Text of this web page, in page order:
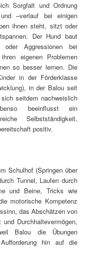
Sorgfalt und Ordnung
–verlauf bei einigen
ihnen steht, sitzt oder
Der Hund baut
oder Aggressionen bei
eigenen Problemen
so besser lernen. Die
in der Förderklasse
in der Balou seit
seitdem nachweislich
beeinflusst ein
Selbstständigkeit,
positiv.
Schulhof (Springen über
Tunnel, Laufen durch
und Beine, Tricks wie
motorische Kompetenz
das Abschätzen von
Durchhaltevermögen,
Balou die Übungen
hin auf die